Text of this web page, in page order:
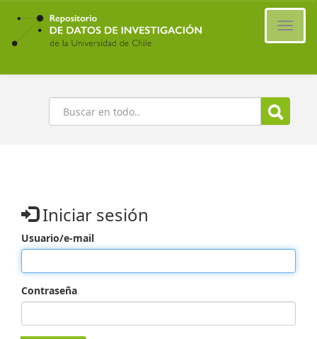
Ir
contenido
principal
Buscar
Iniciar sesión
Usuario/e-mail
Contraseña